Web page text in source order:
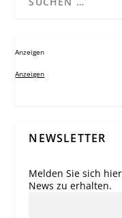
Anzeigen
Anzeigen
NEWSLETTER
Melden Sie sich
News zu erhalten.